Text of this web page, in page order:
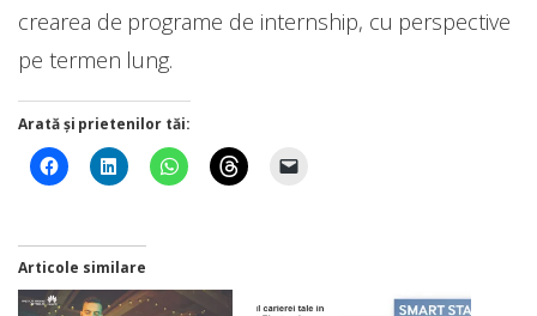
crearea de programe de internship, cu perspective
pe termen lung.
Arată și prietenilor tăi:
Articole similare